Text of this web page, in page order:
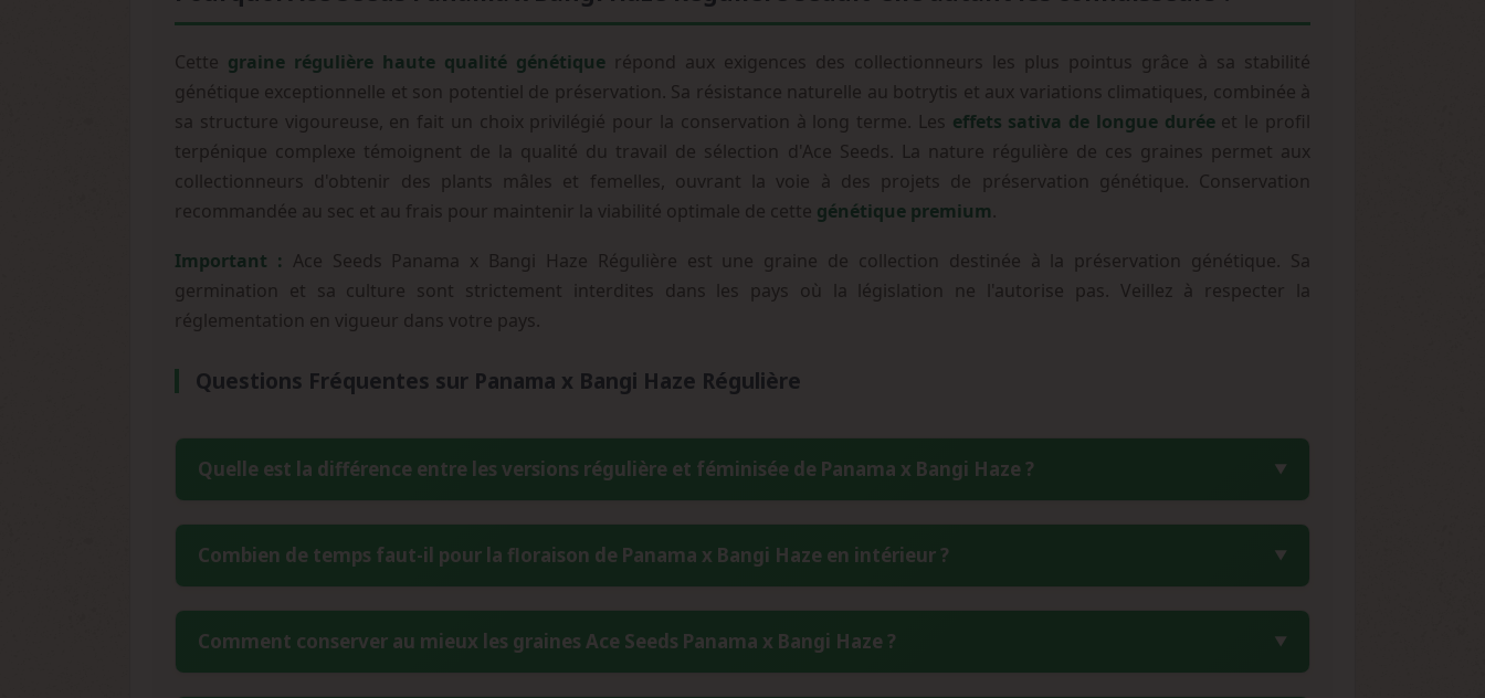
Cette graine régulière haute qualité génétique répond aux exigences des collectionneurs les plus pointus grâce à sa stabilité
génétique exceptionnelle et son potentiel de préservation. Sa résistance naturelle au botrytis et aux variations climatiques, combinée à
sa structure vigoureuse, en fait un choix privilégié pour la conservation à long terme. Les effets sativa de longue duréeet le profil
terpénique complexe témoignent de la qualité du travail de sélection d'Ace Seeds. La nature régulière de ces graines permet aux
collectionneurs d'obtenir des plants mâles et femelles, ouvrant la voie à des projets de préservation génétique. Conservation
recommandée au sec et au frais pour maintenir la viabilité optimale de cette génétique premium.
Important : Ace Seeds Panama x Bangi Haze Régulière est une graine de collection destinée à la préservation génétique. Sa
germination et sa culture sont strictement interdites dans les pays où la législation ne l'autorise pas. Veillez à respecter la
réglementation en vigueur dans votre pays.
Questions Fréquentes sur Panama x Bangi Haze Régulière
Quelle est la différence entre les versions régulière et féminisée de Panama x Bangi Haze ?
reproduction naturelle et la préservation génétique. Cette caractéristique est particulièrement appréciée des collectionneurs souhaitant
Combien de temps faut-il pour la floraison de Panama x Bangi Haze en intérieur ?
des sativas de qualité et permet le développement complet du profil terpénique complexe caractéristique de cette variété.
Comment conserver au mieux les graines Ace Seeds Panama x Bangi Haze ?